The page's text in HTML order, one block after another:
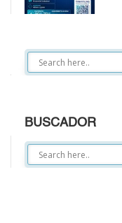
BUSCADOR